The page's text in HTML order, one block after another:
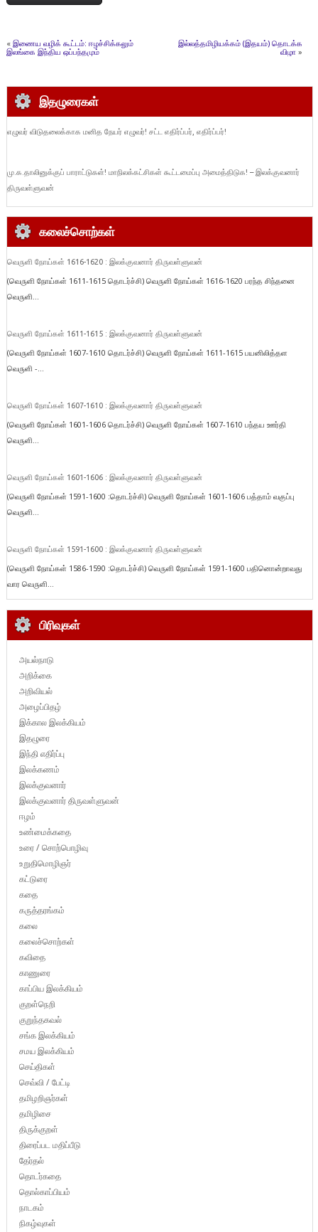
« இணைய வழிக் கூட்டம்: ஈழச்சிக்கலும்
இலங்கை இந்திய ஒப்பந்தமும்
இல்லத்தமிழியக்கம் (இதயம்) தொடக்க
விழா »
இதழுரைகள்
எழுவர் விடுதலைக்காக மனித நேயர் எழுவர்! சட்ட எதிர்ப்பர், எதிர்ப்பர்!
மு.க.தாலினுக்குப் பாராட்டுகள்! மாநிலக்கட்சிகள் கூட்டமைப்பு அமைத்திடுக! – இலக்குவனார்
திருவள்ளுவன்
கலைச்சொற்கள்
வெருளி நோய்கள் 1616-1620 : இலக்குவனார் திருவள்ளுவன்
(வெருளி நோய்கள் 1611-1615 தொடர்ச்சி) வெருளி நோய்கள் 1616-1620 பரந்த சிந்தனை
வெருளி...
வெருளி நோய்கள் 1611-1615 : இலக்குவனார் திருவள்ளுவன்
(வெருளி நோய்கள் 1607-1610 தொடர்ச்சி) வெருளி நோய்கள் 1611-1615 பயனிலித்தள
வெருளி -...
வெருளி நோய்கள் 1607-1610 : இலக்குவனார் திருவள்ளுவன்
(வெருளி நோய்கள் 1601-1606 தொடர்ச்சி) வெருளி நோய்கள் 1607-1610 பந்தய ஊர்தி
வெருளி...
வெருளி நோய்கள் 1601-1606 : இலக்குவனார் திருவள்ளுவன்
(வெருளி நோய்கள் 1591-1600 :தொடர்ச்சி) வெருளி நோய்கள் 1601-1606 பத்தாம் வகுப்பு
வெருளி...
வெருளி நோய்கள் 1591-1600 : இலக்குவனார் திருவள்ளுவன்
(வெருளி நோய்கள் 1586-1590 :தொடர்ச்சி) வெருளி நோய்கள் 1591-1600 பதினொன்றாவது
வார வெருளி...
பிரிவுகள்
அயல்நாடு
அறிக்கை
அறிவியல்
அழைப்பிதழ்
இக்கால இலக்கியம்
இதழுரை
இந்தி எதிர்ப்பு
இலக்கணம்
இலக்குவனார்
இலக்குவனார் திருவள்ளுவன்
ஈழம்
உண்மைக்கதை
உரை / சொற்பொழிவு
உறுதிமொழிஞர்
கட்டுரை
கதை
கருத்தரங்கம்
கலை
கலைச்சொற்கள்
கவிதை
காணுரை
காப்பிய இலக்கியம்
குறள்நெறி
குறுந்தகவல்
சங்க இலக்கியம்
சமய இலக்கியம்
செய்திகள்
செவ்வி / பேட்டி
தமிழறிஞர்கள்
தமிழிசை
திருக்குறள்
திரைப்பட மதிப்பீடு
தேர்தல்
தொடர்கதை
தொல்காப்பியம்
நாடகம்
நிகழ்வுகள்